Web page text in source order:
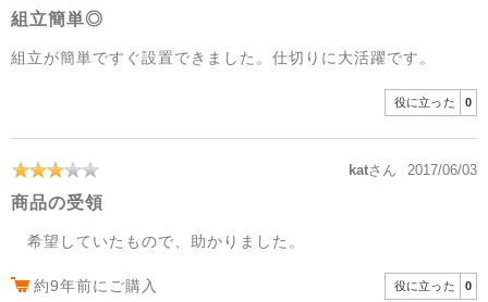
組立簡単◎
組立が簡単ですぐ設置できました。仕切りに大活躍です。
役に立った 0
katさん 2017/06/03
商品の受領
希望していたもので、助かりました。
約9年前にご購入 役に立った 0